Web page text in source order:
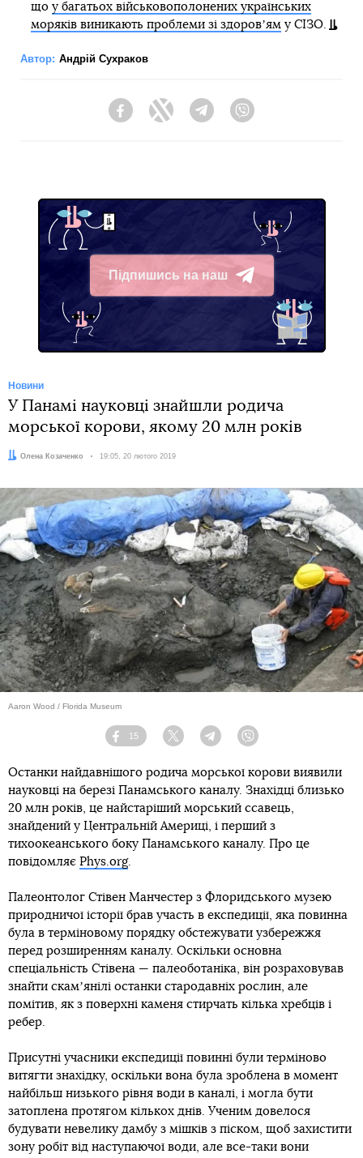
що у багатьох військовополонених українських
моряків виникають проблеми зі здоровʼяму СІЗО.
Автор: Андрій Сухраков
FacebookTwitter Telegram
Підпишись на наш
Telegram
Новини
У Панамі науковці знайшли родича
морської корови, якому 20 млн років
Автор:
Олена Козаченко Дата:
19:05, 20 лютого 2019
Aaron Wood / Florida Museum
Facebook
15
Twitter TelegramViber
Останки найдавнішого родича морської корови виявили
науковці на березі Панамського каналу. Знахідці близько
20 млн років, це найстаріший морський ссавець,
знайдений у Центральній Америці, і перший з
тихоокеанського боку Панамського каналу. Про це
повідомляє Phys.org.
Палеонтолог Стівен Манчестер з Флоридського музею
природничої історії брав участь в експедиції, яка повинна
була в терміновому порядку обстежувати узбережжя
перед розширенням каналу. Оскільки основна
спеціальність Стівена — палеоботаніка, він розраховував
знайти скамʼянілі останки стародавніх рослин, але
помітив, як з поверхні каменя стирчать кілька хребців і
ребер.
Присутні учасники експедиції повинні були терміново
витягти знахідку, оскільки вона була зроблена в момент
найбільш низького рівня води в каналі, і могла бути
затоплена протягом кількох днів. Ученим довелося
будувати невелику дамбу з мішків з піском, щоб захистити
зону робіт від наступаючої води, але все-таки вони